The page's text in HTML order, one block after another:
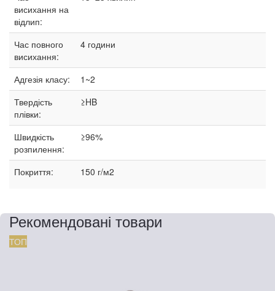
висихання на
відлип:
Час повного
висихання:
4 години
Адгезія класу:
1~2
Твердість
плівки:
≥HB
Швидкість
розпилення:
≥96%
Покриття: 150 г/м2
Рекомендовані товари
ТОП